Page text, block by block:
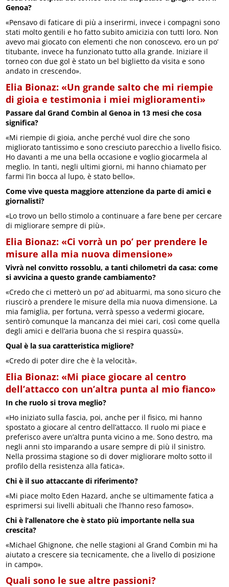
Genoa?
«Pensavo di faticare di più a inserirmi, invece i compagni sono
stati molto gentili e ho fatto subito amicizia con tutti loro. Non
avevo mai giocato con elementi che non conoscevo, ero un po’
titubante, invece ha funzionato tutto alla grande. Iniziare il
torneo con due gol è stato un bel biglietto da visita e sono
andato in crescendo».
Elia Bionaz: «Un grande salto che mi riempie
di gioia e testimonia i miei miglioramenti»
Passare dal Grand Combin al Genoa in 13 mesi che cosa
significa?
«Mi riempie di gioia, anche perché vuol dire che sono
migliorato tantissimo e sono cresciuto parecchio a livello fisico.
Ho davanti a me una bella occasione e voglio giocarmela al
meglio. In tanti, negli ultimi giorni, mi hanno chiamato per
farmi l’in bocca al lupo, è stato bello».
Come vive questa maggiore attenzione da parte di amici e
giornalisti?
«Lo trovo un bello stimolo a continuare a fare bene per cercare
di migliorare sempre di più».
Elia Bionaz: «Ci vorrà un po’ per prendere le
misure alla mia nuova dimensione»
Vivrà nel convitto rossoblu, a tanti chilometri da casa: come
si avvicina a questo grande cambiamento?
«Credo che ci metterò un po’ ad abituarmi, ma sono sicuro che
riuscirò a prendere le misure della mia nuova dimensione. La
mia famiglia, per fortuna, verrà spesso a vedermi giocare,
sentirò comunque la mancanza dei miei cari, così come quella
degli amici e dell’aria buona che si respira quassù».
Qual è la sua caratteristica migliore?
«Credo di poter dire che è la velocità».
Elia Bionaz: «Mi piace giocare al centro
dell’attacco con un’altra punta al mio fianco»
In che ruolo si trova meglio?
«Ho iniziato sulla fascia, poi, anche per il fisico, mi hanno
spostato a giocare al centro dell’attacco. Il ruolo mi piace e
preferisco avere un’altra punta vicino a me. Sono destro, ma
negli anni sto imparando a usare sempre di più il sinistro.
Nella prossima stagione so di dover migliorare molto sotto il
profilo della resistenza alla fatica».
Chi è il suo attaccante di riferimento?
«Mi piace molto Eden Hazard, anche se ultimamente fatica a
esprimersi sui livelli abituali che l’hanno reso famoso».
Chi è l’allenatore che è stato più importante nella sua
crescita?
«Michael Ghignone, che nelle stagioni al Grand Combin mi ha
aiutato a crescere sia tecnicamente, che a livello di posizione
in campo».
Quali sono le sue altre passioni?